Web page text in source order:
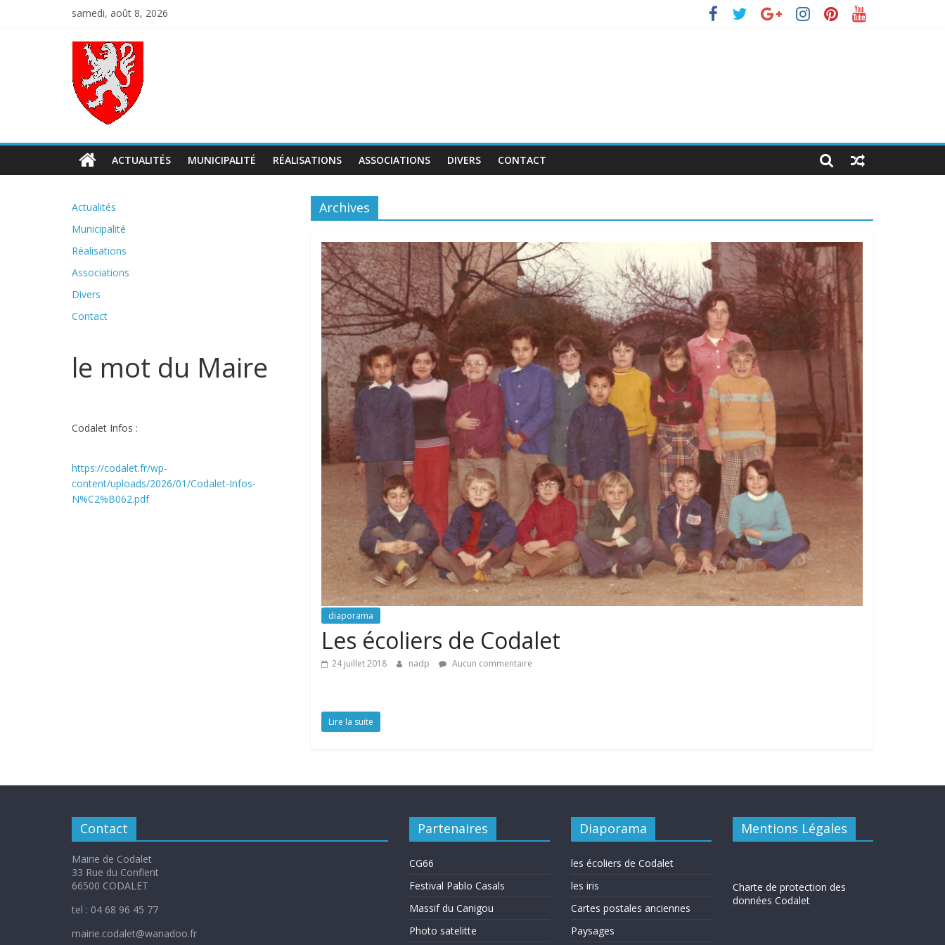
samedi, août 8, 2026
Codalet
Porte
du
Conflent
ACTUALITÉS MUNICIPALITÉ RÉALISATIONS ASSOCIATIONS DIVERS CONTACT
Archives
diaporama
Les écoliers de Codalet
24 juillet 2018 nadp Aucun commentaire
Lire la suite
Actualités
Municipalité
Réalisations
Associations
Divers
Contact
le mot du Maire
Codalet Infos :
https://codalet.fr/wp-
content/uploads/2026/01/Codalet-Infos-
N%C2%B062.pdf
Contact
Mairie de Codalet
33 Rue du Conflent
66500 CODALET
tel : 04 68 96 45 77
mairie.codalet@wanadoo.fr
Partenaires
CG66
Festival Pablo Casals
Massif du Canigou
Photo satelitte
Diaporama
les écoliers de Codalet
les iris
Cartes postales anciennes
Paysages
Mentions Légales
Charte de protection des
données Codalet